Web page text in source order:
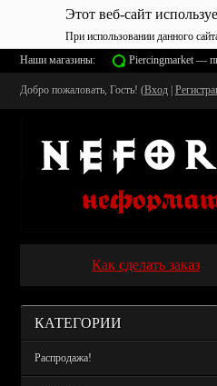
Этот веб-сайт
При использовании данного
Наши магазины: Piercingmarket —
Добро пожаловать, Гость! (Вход
Как сделать заказ
КАТЕГОРИИ
Распродажа!